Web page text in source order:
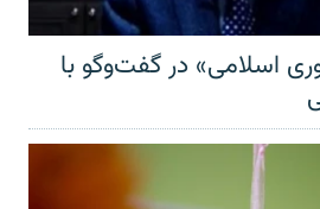
اسلامی» در گفت‌وگو با